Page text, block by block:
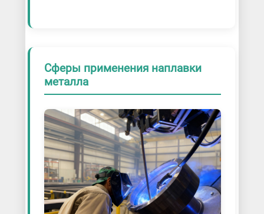
Сферы применения наплавки
металла